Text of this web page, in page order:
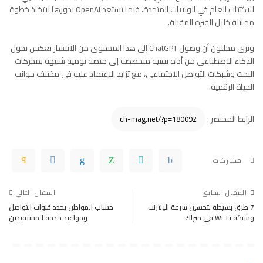
للاكتتاب العام في الولايات المتحدة، فيما تستعد OpenAI بدورها لاتخاذ خطوة
مماثلة خلال الفترة المقبلة.
ويرى محللون أن وصول ChatGPT إلى هذا المستوى من الانتشار يعكس تحول
الذكاء الاصطناعي من أداة تقنية متخصصة إلى منصة يومية شبيهة بمحركات
البحث وشبكات التواصل الاجتماعي، مع تزايد الاعتماد عليه في مختلف جوانب
الحياة الرقمية.
الرابط المختصر :
مشاركات
المقال السابق
7 طرق بسيطة لتحسين سرعة الإنترنت
وشبكة Wi-Fi في منزلك
المقال التالي
حساب المواطن يحدد قنوات التواصل
ومواعيد خدمة المستفيدين